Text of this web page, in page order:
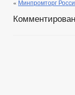
« Минпромторг